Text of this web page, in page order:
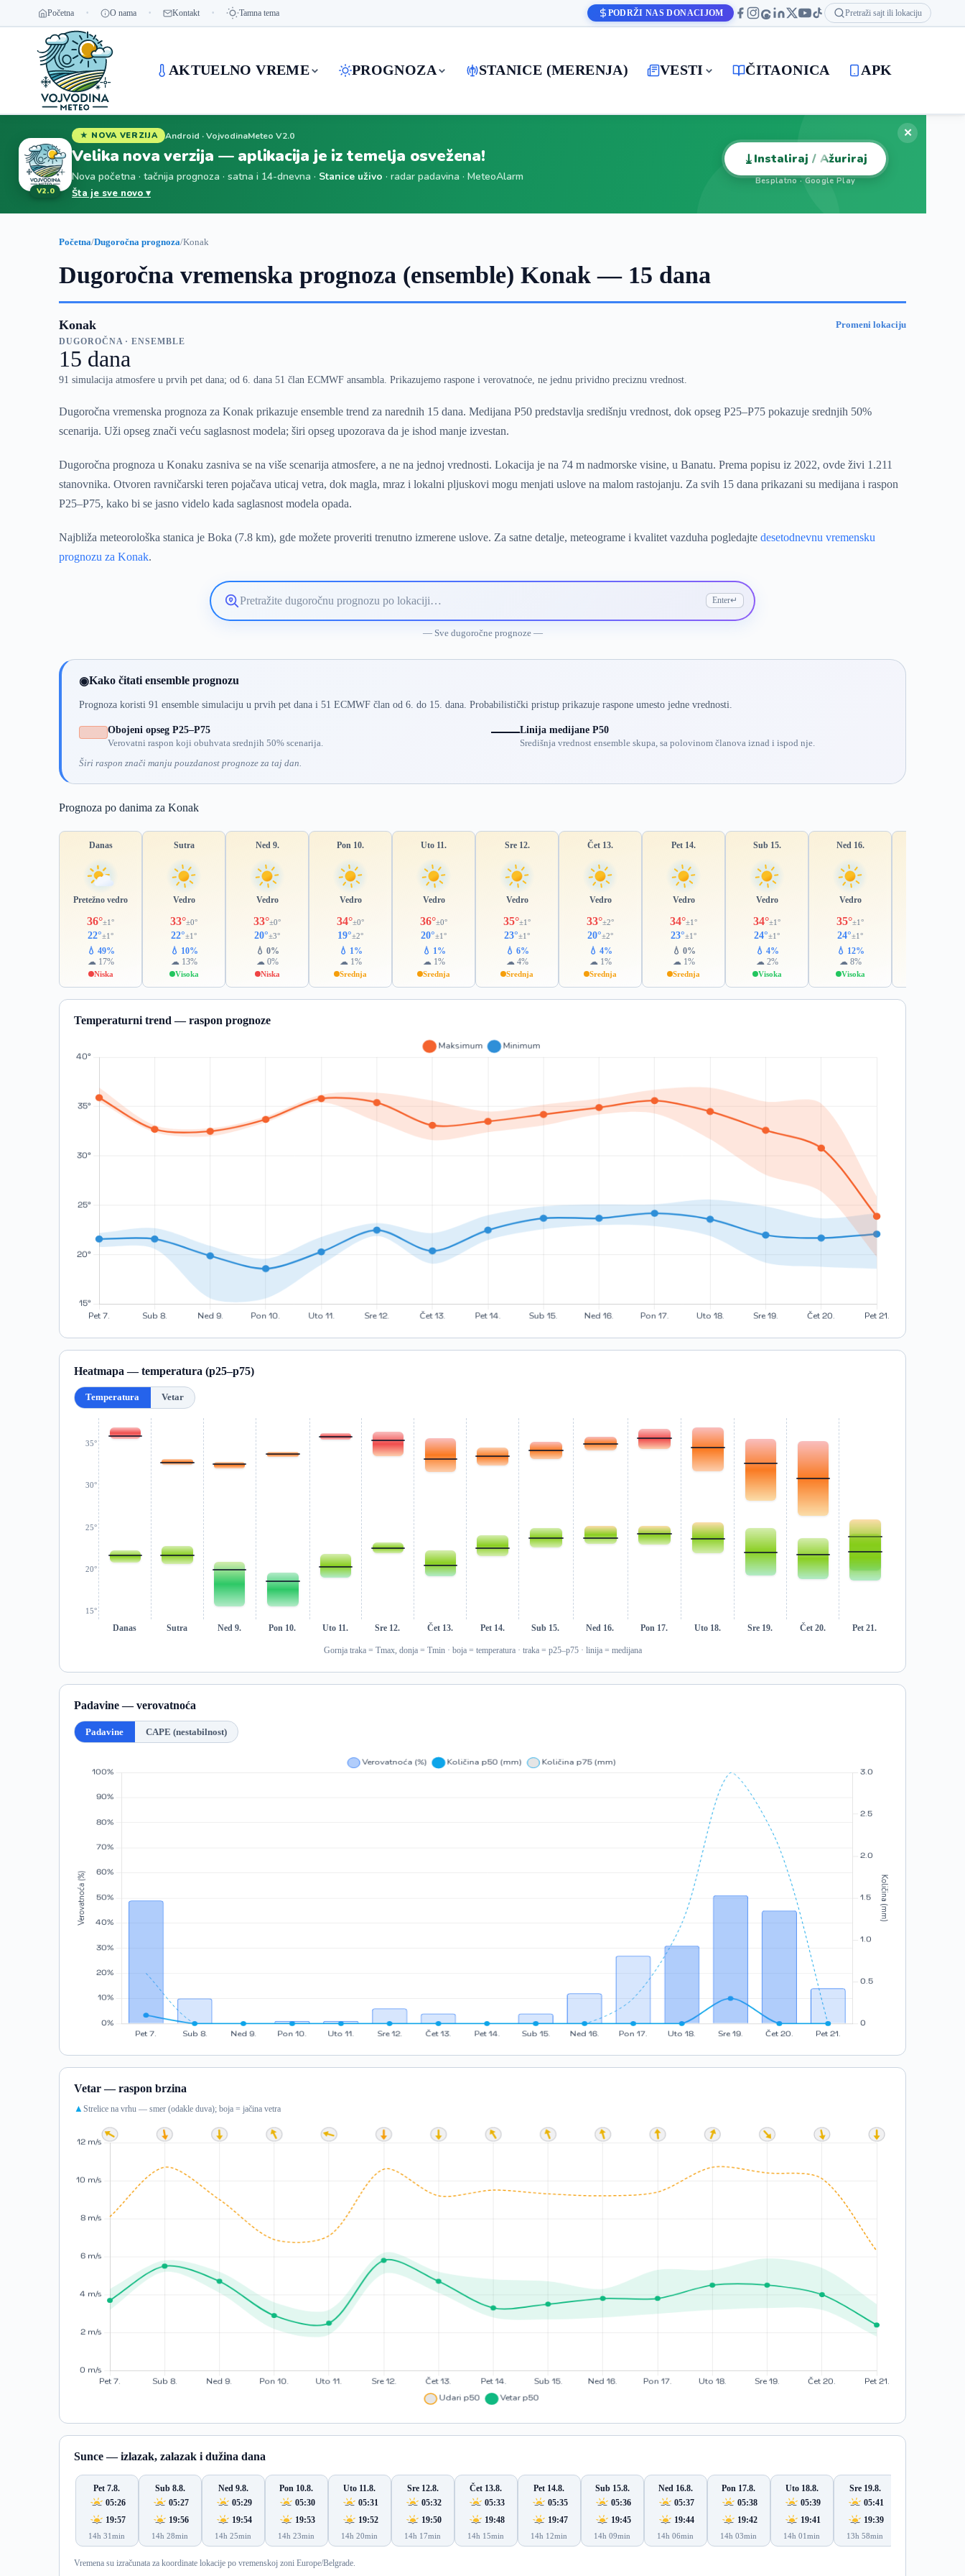
Početna O nama Kontakt Tamna tema PODRŽI NAS DONACIJOM Pretraži sajt ili lokaciju
AKTUELNO VREME PROGNOZA STANICE (MERENJA) VESTI ČITAONICA APK
V2.0
★ NOVA VERZIJA Android · VojvodinaMeteo V2.0
Velika nova verzija — aplikacija je iz temelja osvežena!
Nova početna · tačnija prognoza · satna i 14-dnevna · Stanice uživo · radar padavina · MeteoAlarm
Šta je sve novo ▾
⤓Instaliraj / Ažuriraj
Besplatno · Google Play
✕
Početna/Dugoročna prognoza/Konak
Dugoročna vremenska prognoza (ensemble) Konak — 15 dana
Konak Promeni lokaciju
DUGOROČNA · ENSEMBLE
15 dana
91 simulacija atmosfere u prvih pet dana; od 6. dana 51 član ECMWF ansambla. Prikazujemo raspone i verovatnoće, ne jednu prividno preciznu vrednost.
Dugoročna vremenska prognoza za Konak prikazuje ensemble trend za narednih 15 dana. Medijana P50 predstavlja središnju vrednost, dok opseg P25–P75 pokazuje srednjih 50%
scenarija. Uži opseg znači veću saglasnost modela; širi opseg upozorava da je ishod manje izvestan.
Dugoročna prognoza u Konaku zasniva se na više scenarija atmosfere, a ne na jednoj vrednosti. Lokacija je na 74 m nadmorske visine, u Banatu. Prema popisu iz 2022, ovde živi 1.211
stanovnika. Otvoren ravničarski teren pojačava uticaj vetra, dok magla, mraz i lokalni pljuskovi mogu menjati uslove na malom rastojanju. Za svih 15 dana prikazani su medijana i raspon
P25–P75, kako bi se jasno videlo kada saglasnost modela opada.
Najbliža meteorološka stanica je Boka (7.8 km), gde možete proveriti trenutno izmerene uslove. Za satne detalje, meteograme i kvalitet vazduha pogledajtedesetodnevnu vremensku
prognozu za Konak.
Pretražite
lokaciju
Enter↵
— Sve dugoročne prognoze —
◉Kako čitati ensemble prognozu
Prognoza koristi 91 ensemble simulaciju u prvih pet dana i 51 ECMWF član od 6. do 15. dana. Probabilistički pristup prikazuje raspone umesto jedne vrednosti.
Obojeni opseg P25–P75
Verovatni raspon koji obuhvata srednjih 50% scenarija.
Linija medijane P50
Središnja vrednost ensemble skupa, sa polovinom članova iznad i ispod nje.
Širi raspon znači manju pouzdanost prognoze za taj dan.
Prognoza po danima za Konak
Danas
Pretežno vedro
36°±1°
22°±1°
💧 49%
☁ 17%
Niska
Sutra
Vedro
33°±0°
22°±1°
💧 10%
☁ 13%
Visoka
Ned 9.
Vedro
33°±0°
20°±3°
💧 0%
☁ 0%
Niska
Pon 10.
Vedro
34°±0°
19°±2°
💧 1%
☁ 1%
Srednja
Uto 11.
Vedro
36°±0°
20°±1°
💧 1%
☁ 1%
Srednja
Sre 12.
Vedro
35°±1°
23°±1°
💧 6%
☁ 4%
Srednja
Čet 13.
Vedro
33°±2°
20°±2°
💧 4%
☁ 1%
Srednja
Pet 14.
Vedro
34°±1°
23°±1°
💧 0%
☁ 1%
Srednja
Sub 15.
Vedro
34°±1°
24°±1°
💧 4%
☁ 2%
Visoka
Ned 16.
Vedro
35°±1°
24°±1°
💧 12%
☁ 8%
Visoka
Temperaturni trend — raspon prognoze
Heatmapa — temperatura (p25–p75)
Temperatura Vetar
15°
20°
25°
30°
35°
Danas Sutra Ned 9. Pon 10. Uto 11. Sre 12. Čet 13. Pet 14. Sub 15. Ned 16. Pon 17. Uto 18. Sre 19. Čet 20. Pet 21.
Gornja traka = Tmax, donja = Tmin · boja = temperatura · traka = p25–p75 · linija = medijana
Padavine — verovatnoća
Padavine CAPE (nestabilnost)
Vetar — raspon brzina
▲Strelice na vrhu — smer (odakle duva); boja = jačina vetra
Sunce — izlazak, zalazak i dužina dana
Pet 7.8.
05:26
19:57
14h 31min
Sub 8.8.
05:27
19:56
14h 28min
Ned 9.8.
05:29
19:54
14h 25min
Pon 10.8.
05:30
19:53
14h 23min
Uto 11.8.
05:31
19:52
14h 20min
Sre 12.8.
05:32
19:50
14h 17min
Čet 13.8.
05:33
19:48
14h 15min
Pet 14.8.
05:35
19:47
14h 12min
Sub 15.8.
05:36
19:45
14h 09min
Ned 16.8.
05:37
19:44
14h 06min
Pon 17.8.
05:38
19:42
14h 03min
Uto 18.8.
05:39
19:41
14h 01min
Sre 19.8.
05:41
19:39
13h 58min
Vremena su izračunata za koordinate lokacije po vremenskoj zoni Europe/Belgrade.